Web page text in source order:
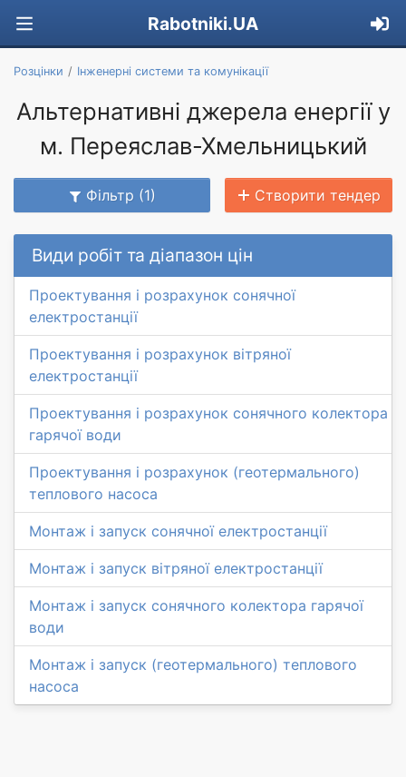
Rabotniki.UA
Розцінки Інженерні системи та комунікації
Альтернативні джерела енергії у
м. Переяслав-Хмельницький
Фільтр (1) Створити тендер
Види робіт та діапазон цін
Проектування і розрахунок сонячної
електростанції
Проектування і розрахунок вітряної
електростанції
Проектування і розрахунок сонячного колектора
гарячої води
Проектування і розрахунок (геотермального)
теплового насоса
Монтаж і запуск сонячної електростанції
Монтаж і запуск вітряної електростанції
Монтаж і запуск сонячного колектора гарячої
води
Монтаж і запуск (геотермального) теплового
насоса